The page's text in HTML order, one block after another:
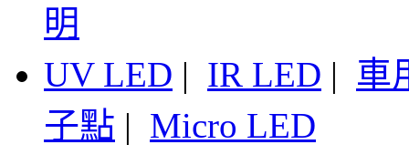
明
UV LED | IR LED | 車
子點 | Micro LED